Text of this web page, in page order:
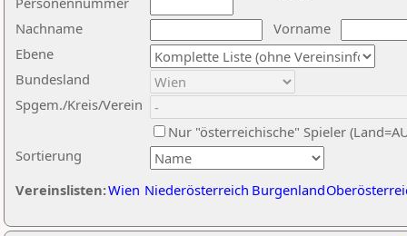
Nachname
Vorname
Ebene
Sortierung
Bundesland
Spgem./Kreis/Verein
Nur "österreichische" Spieler
Vereinslisten:Wien Niederösterreich Burgenland